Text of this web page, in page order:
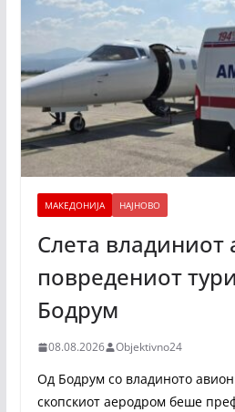
МАКЕДОНИЈА НАЈНОВО
Слета владиниот
повредениот
Бодрум
08.08.2026 Objektivno24
Од Бодрум со владиното
скопскиот аеродром беше